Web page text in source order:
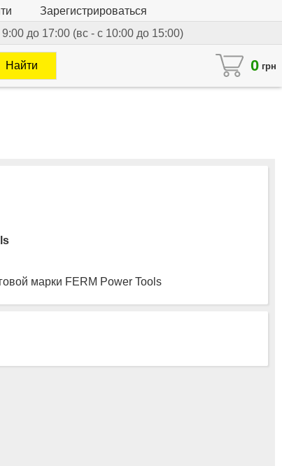
Зарегистрироваться
9:00 до 17:00 (вс - с 10:00 до 15:00)
0 грн
Найти
марки FERM Power Tools